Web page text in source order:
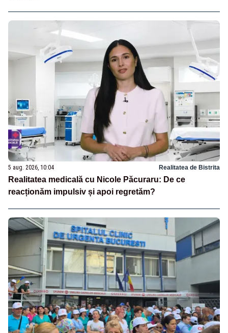
5 aug. 2026, 10:04 Realitatea de Bistrita
Realitatea medicală cu Nicole Păcuraru: De ce
reacționăm impulsiv și apoi regretăm?